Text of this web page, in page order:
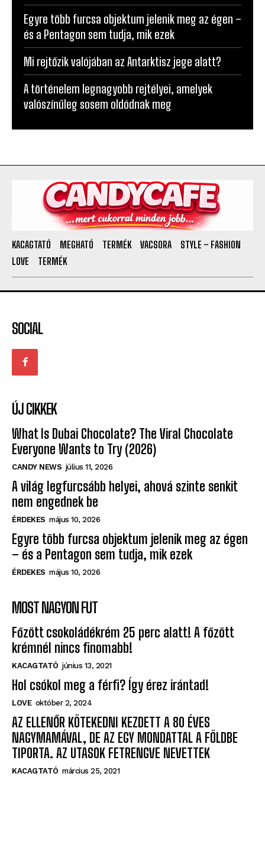
Egyre több furcsa objektum jelenik meg az égen –
és a Pentagon sem tudja, mik ezek
Mi rejtőzik valójában az Antarktisz jege alatt?
A történelem legnagyobb rejtélyei, amelyek
valószínűleg sosem oldódnak meg
KACAGTATÓ MEGHATÓ TERMÉK VACSORA
STYLE – FASHION
LOVE
TERMÉK
SOCIAL
ÚJ CIKKEK
What Is Dubai Chocolate? The Viral Chocolate
Everyone Wants to Try (2026)
CANDY NEWS július 11, 2026
A világ legfurcsább helyei, ahová szinte senkit
nem engednek be
ÉRDEKES május 10, 2026
Egyre több furcsa objektum jelenik meg az égen
– és a Pentagon sem tudja, mik ezek
ÉRDEKES május 10, 2026
MOST NAGYON FUT
Főzött csokoládékrém 25 perc alatt! A főzött
krémnél nincs finomabb!
KACAGTATÓ június 13, 2021
Hol csókol meg a férfi? Így érez irántad!
LOVE október 2, 2024
AZ ELLENŐR KÖTEKEDNI KEZDETT A 80 ÉVES
NAGYMAMÁVAL, DE AZ EGY MONDATTAL A FÖLDBE
TIPORTA. AZ UTASOK FETRENGVE NEVETTEK
KACAGTATÓ március 25, 2021